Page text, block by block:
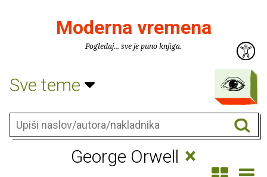
Moderna vremena
Pogledaj... sve je puno knjiga.
Sve teme
George Orwell ×